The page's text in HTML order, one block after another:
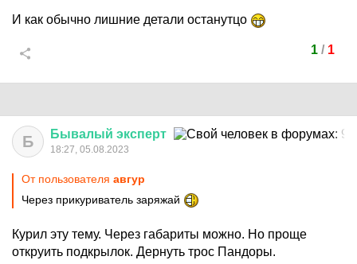
И как обычно лишние детали останутцо
1/ 1
Б Бывалый эксперт
18:27, 05.08.2023
От пользователя авгуp
Через прикуриватель заряжай
Курил эту тему. Через габариты можно. Но проще
откруить подкрылок. Дернуть трос Пандоры.